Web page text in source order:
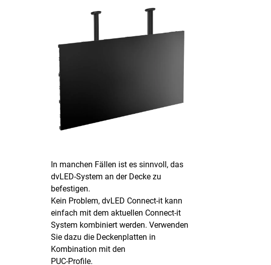
In manchen Fällen ist es sinnvoll, das
dvLED-System an der Decke zu
befestigen.
Kein Problem, dvLED Connect-it kann
einfach mit dem aktuellen Connect-it
System kombiniert werden. Verwenden
Sie dazu die Deckenplatten in
Kombination mit den
PUC-Profile.